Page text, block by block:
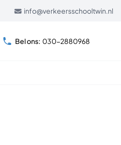
info@verkeersschooltwin.nl
Bel ons: 030-2880968